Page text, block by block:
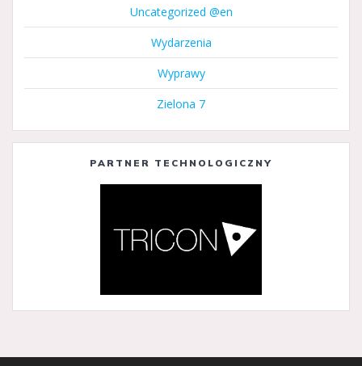
Uncategorized @en
Wydarzenia
Wyprawy
Zielona 7
PARTNER TECHNOLOGICZNY